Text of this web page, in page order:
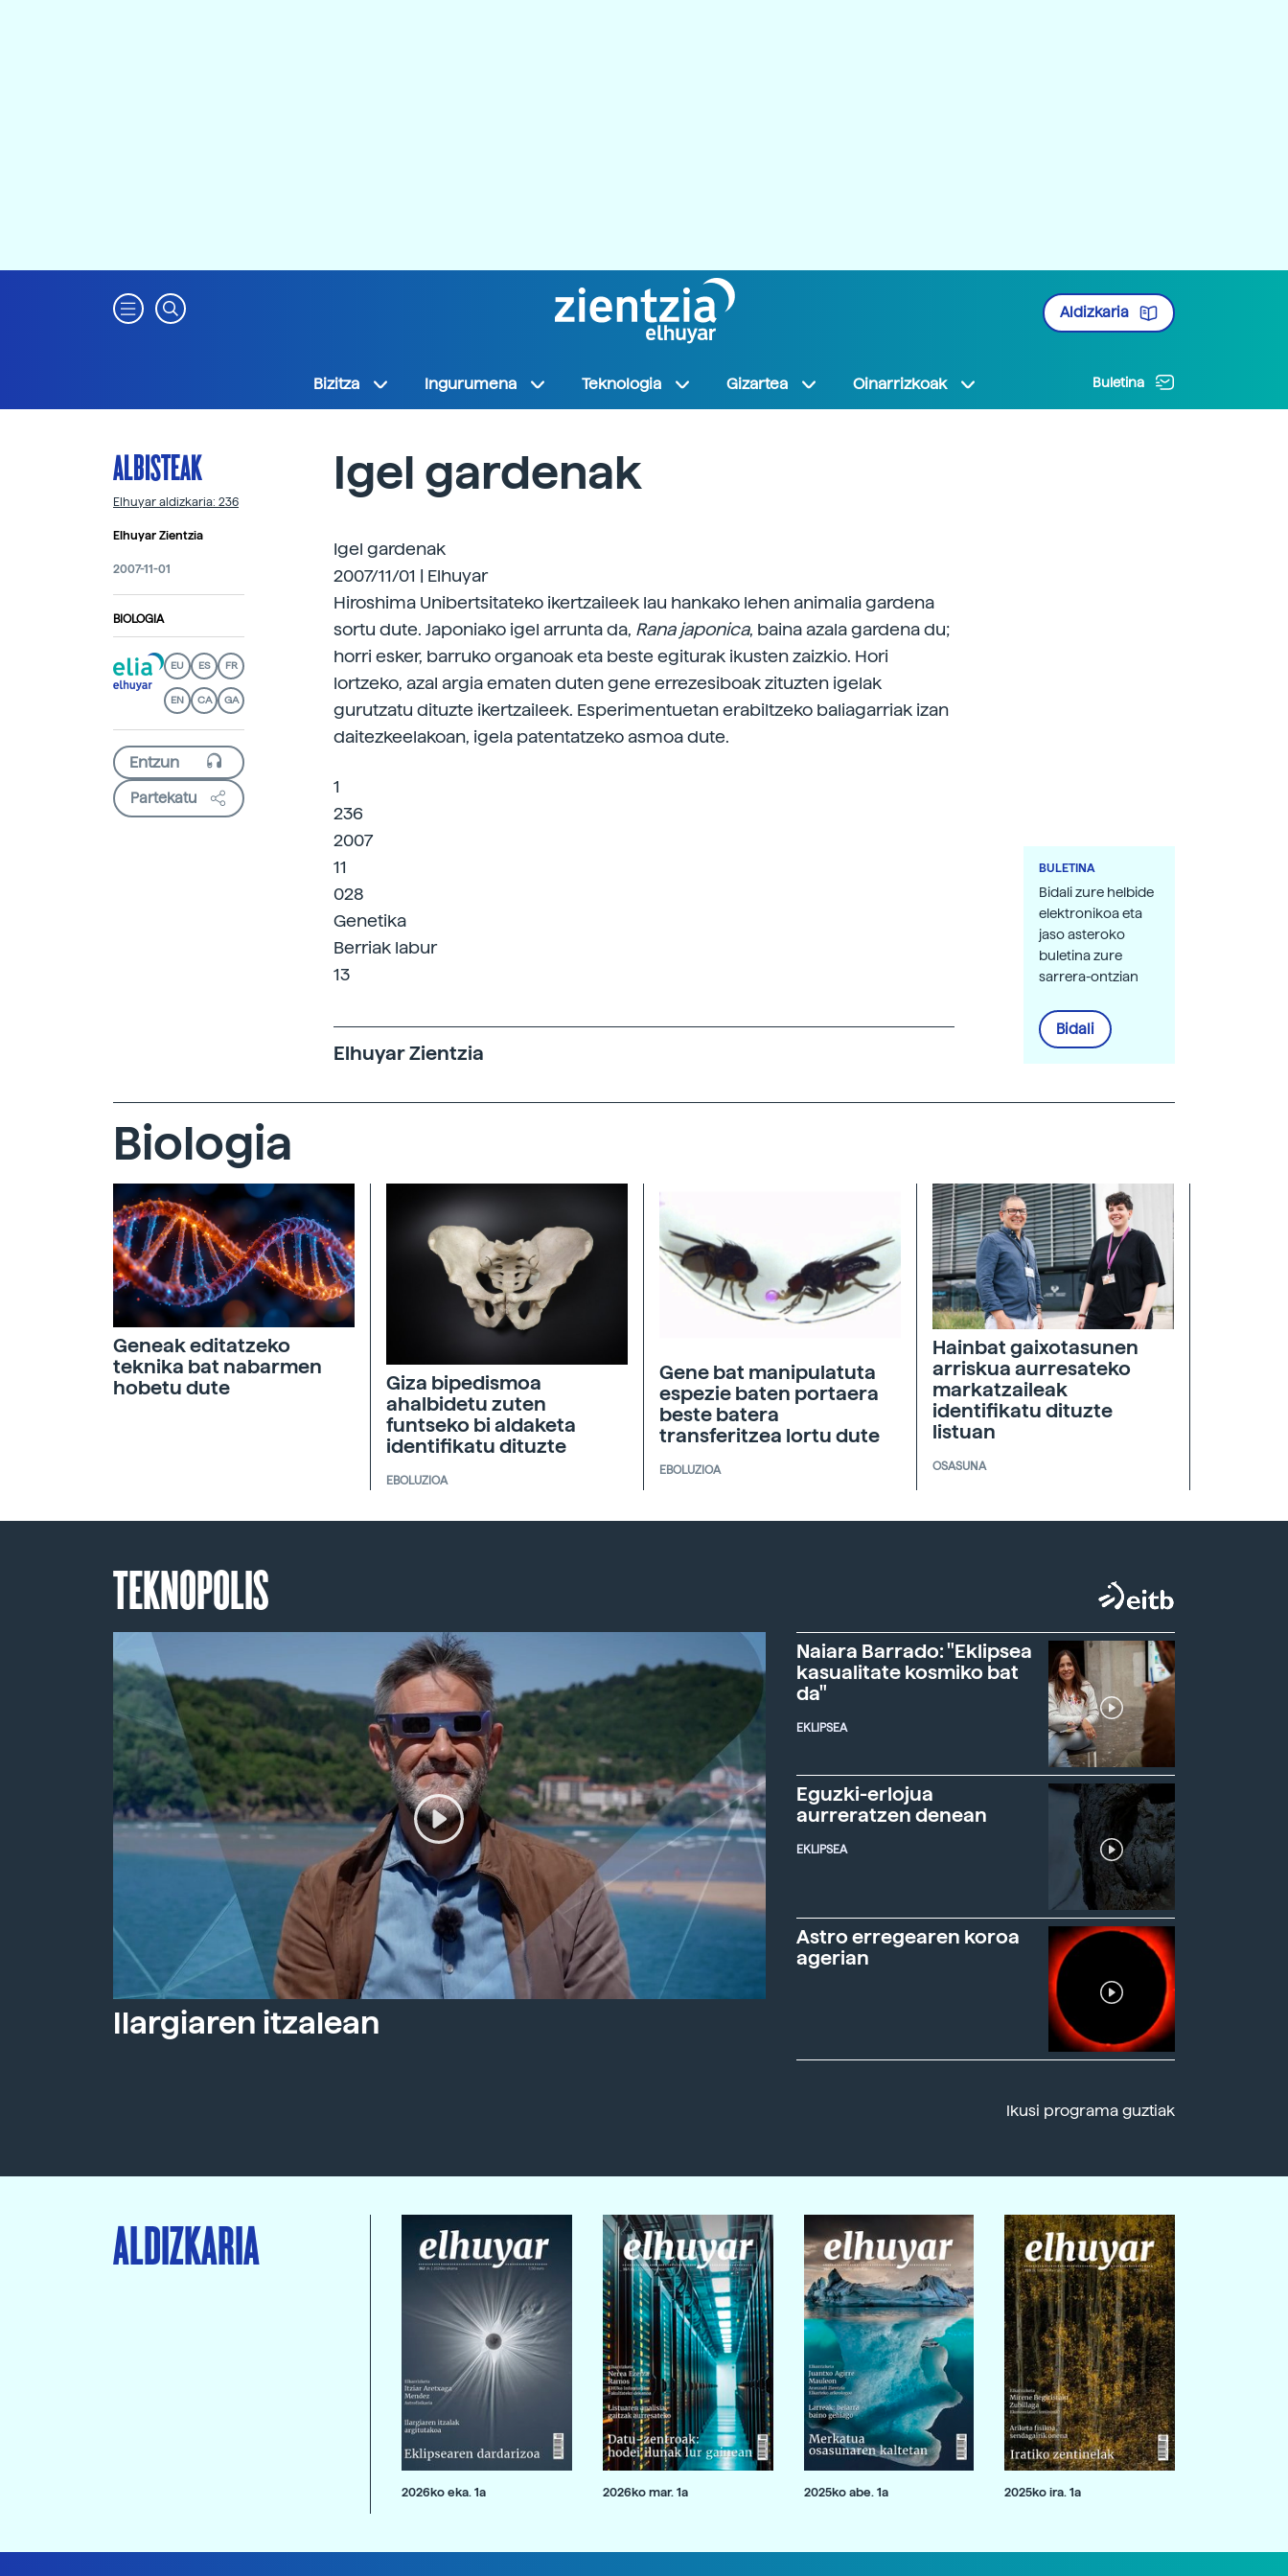
Aldizkaria
Bizitza Ingurumena Teknologia Gizartea Oinarrizkoak Buletina
ALBISTEAK
Elhuyar aldizkaria: 236
Elhuyar Zientzia
2007-11-01
BIOLOGIA
EU ES FR
EN CA GA
Partekatu
Igel gardenak
Igel gardenak
2007/11/01 | Elhuyar
Hiroshima Unibertsitateko ikertzaileek lau hankako lehen animalia gardena
sortu dute. Japoniako igel arrunta da, Rana japonica, baina azala gardena du;
horri esker, barruko organoak eta beste egiturak ikusten zaizkio. Hori
lortzeko, azal argia ematen duten gene errezesiboak zituzten igelak
gurutzatu dituzte ikertzaileek. Esperimentuetan erabiltzeko baliagarriak izan
daitezkeelakoan, igela patentatzeko asmoa dute.
1
236
2007
11
028
Genetika
Berriak labur
13
Elhuyar Zientzia
BULETINA
Bidali zure helbide
elektronikoa eta
jaso asteroko
buletina zure
sarrera-ontzian
Bidali
Biologia
Geneak editatzeko
teknika bat nabarmen
hobetu dute
Giza bipedismoa
ahalbidetu zuten
funtseko bi aldaketa
identifikatu dituzte
EBOLUZIOA
Gene bat manipulatuta
espezie baten portaera
beste batera
transferitzea lortu dute
EBOLUZIOA
Hainbat gaixotasunen
arriskua aurresateko
markatzaileak
identifikatu dituzte
listuan
OSASUNA
TEKNOPOLIS
Ilargiaren itzalean
Naiara Barrado: "Eklipsea
kasualitate kosmiko bat
da"
EKLIPSEA
Eguzki-erlojua
aurreratzen denean
EKLIPSEA
Astro erregearen koroa
agerian
Ikusi programa guztiak
ALDIZKARIA
2026ko eka. 1a 2026ko mar. 1a 2025ko abe. 1a 2025ko ira. 1a